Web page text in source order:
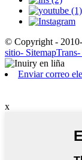
© Copyright - 2010-
sitio- SitemapTrans-
Enviar correo
x